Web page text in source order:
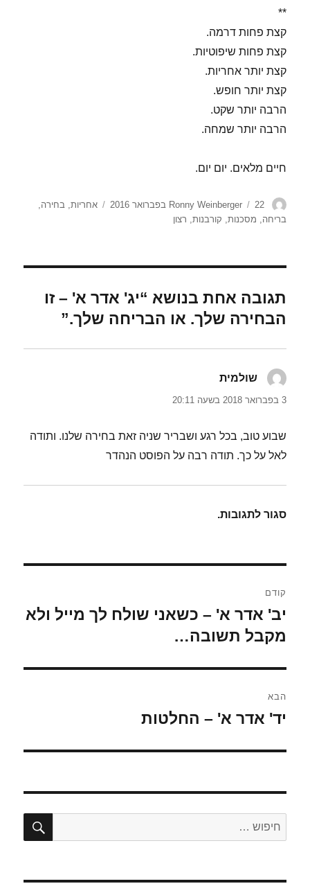
**
קצת פחות דרמה.
קצת פחות שיפוטיות.
קצת יותר אחריות.
קצת יותר חופש.
הרבה יותר שקט.
הרבה יותר שמחה.
חיים מלאים. יום יום.
מחבר Ronny Weinberger
פורסם
בתאריך
22 בפברואר 2016 תגיות
אחריות,בחירה,
בריחה, מסכנות, קורבנות, רצון
תגובה אחת בנושא “יג' אדר א' – זו
הבחירה שלך. או הבריחה שלך.”
שולמית
3 בפברואר 2018 בשעה 20:11
שבוע טוב, בכל רגע ושבריר שניה זאת בחירה שלנו. ותודה
לאל על כך. תודה רבה על הפוסט הנהדר
סגור לתגובות.
קודם
הפוסט
הקודם:
יב' אדר א' – כשאני שולח לך מייל ולא
מקבל תשובה…
הבא
הפוסט
יד' אדר א' – החלטות
חפש: